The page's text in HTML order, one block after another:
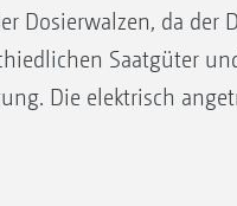
Dosierwalzen, da der
Saatgüter
Die elektrisch
per Knopfdruck.